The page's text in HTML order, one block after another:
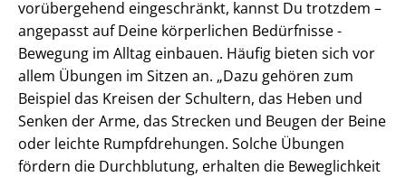
vorübergehend eingeschränkt, kannst Du trotzdem –
angepasst auf Deine körperlichen Bedürfnisse -
Bewegung im Alltag einbauen. Häufig bieten sich vor
allem Übungen im Sitzen an. „Dazu gehören zum
Beispiel das Kreisen der Schultern, das Heben und
Senken der Arme, das Strecken und Beugen der Beine
oder leichte Rumpfdrehungen. Solche Übungen
fördern die Durchblutung, erhalten die Beweglichkeit